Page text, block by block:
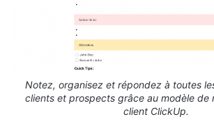
Notez, organisez et répondez à toutes
clients et prospects grâce au modèle de
client ClickUp.